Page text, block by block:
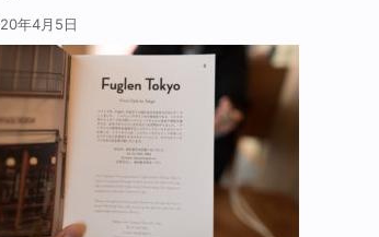
年4月5日